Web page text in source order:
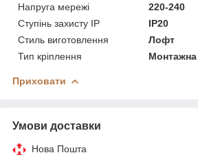
Напруга мережі
220-240
Ступінь захисту IP
IP20
Стиль виготовлення
Лофт
Тип кріплення
Монтажна
Приховати
Умови доставки
Нова Пошта